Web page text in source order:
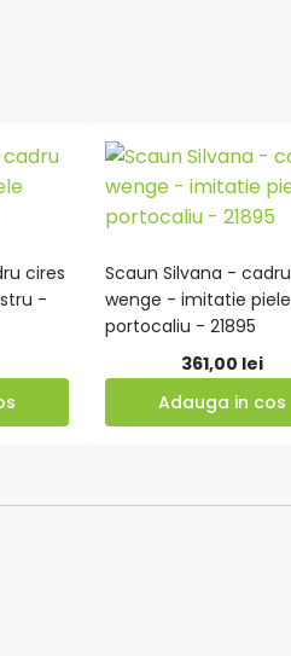
cires
-
Scaun Silvana - cadru
wenge - imitatie piele
portocaliu - 21895
361,00 lei
Adauga in cos
Adauga
in